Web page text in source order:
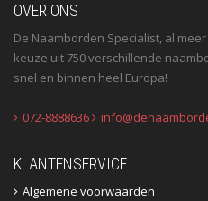
OVER ONS
De Naamborden Specialist, al
keuze uit 750 verschillende
snel en binnen heel Europa!
072-8888636
KLANTENSERVICE
Algemene voorwaarden